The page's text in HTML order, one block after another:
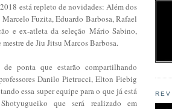
está repleto de novidades: Além dos
Fuzita, Eduardo Barbosa, Rafael
e ex-atleta da seleção Mário Sabino,
de Jiu Jitsu Marcos Barbosa.
ponta que estarão compartilhando
Danilo Pietrucci, Elton Fiebig
essa super equipe para o que já está
que será realizado em